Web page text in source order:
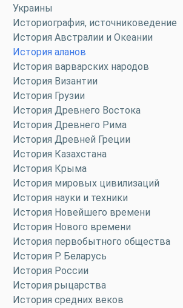
Украины
Историография, источниковедение
История Австралии и Океании
История аланов
История варварских народов
История Византии
История Грузии
История Древнего Востока
История Древнего Рима
История Древней Греции
История Казахстана
История Крыма
История мировых цивилизаций
История науки и техники
История Новейшего времени
История Нового времени
История первобытного общества
История Р. Беларусь
История России
История рыцарства
История средних веков